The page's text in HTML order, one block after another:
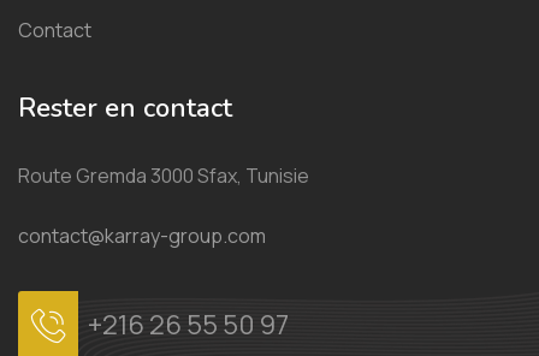
Contact
Rester en contact
Route Gremda 3000 Sfax, Tunisie
contact@karray-group.com
+216 26 55 50 97